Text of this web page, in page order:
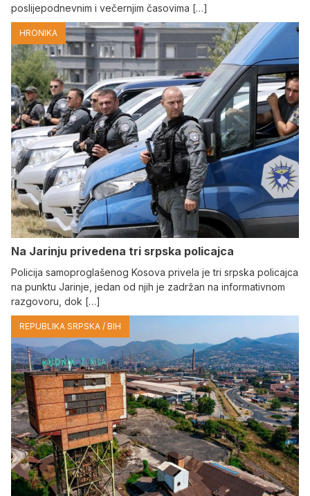
poslijepodnevnim i večernjim časovima […]
HRONIKA
Na Јarinju privedena tri srpska policajca
Policija samoproglašenog Kosova privela je tri srpska policajca
na punktu Јarinje, jedan od njih je zadržan na informativnom
razgovoru, dok […]
REPUBLIKA SRPSKA / BIH